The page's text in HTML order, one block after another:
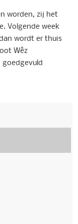
worden, zij het
Volgende week
wordt er thuis
Wêz
goedgevuld